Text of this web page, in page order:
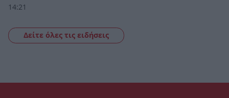
14:21
Δείτε όλες τις ειδήσεις